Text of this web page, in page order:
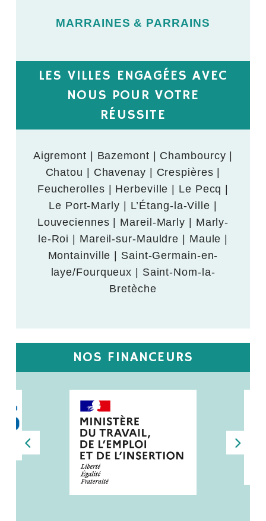
MARRAINES & PARRAINS
LES VILLES ENGAGÉES AVEC
NOUS POUR VOTRE
RÉUSSITE
Aigremont | Bazemont | Chambourcy |
Chatou | Chavenay | Crespières |
Feucherolles | Herbeville | Le Pecq |
Le Port-Marly | L’Étang-la-Ville |
Louveciennes | Mareil-Marly | Marly-
le-Roi | Mareil-sur-Mauldre | Maule |
Montainville | Saint-Germain-en-
laye/Fourqueux | Saint-Nom-la-
Bretèche
NOS FINANCEURS